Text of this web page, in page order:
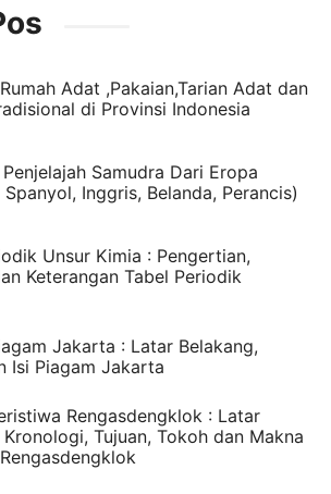
Adat ,Pakaian,Tarian Adat dan
di Provinsi Indonesia
Samudra Dari Eropa
Inggris, Belanda, Perancis)
Unsur Kimia : Pengertian,
Keterangan Tabel Periodik
Jakarta : Latar Belakang,
Isi Piagam Jakarta
Rengasdengklok : Latar
Kronologi, Tujuan, Tokoh dan Makna